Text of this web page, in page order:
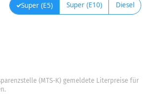
Super (E5) Super (E10) Diesel
(MTS-K) gemeldete Literpreise für